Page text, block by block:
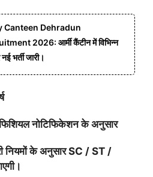
Canteen Dehradun
2026: आर्मी कैंटीन में विभिन्न
भर्ती जारी।
नोटिफिकेशन के अनुसार
नियमों के अनुसार SC / ST /